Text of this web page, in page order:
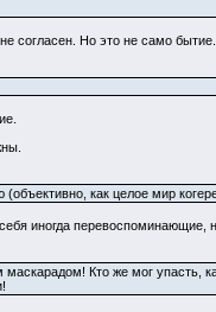
согласен. Но это не само бытие.
как целое мир
иногда перевоспоминающие,
Кто же мог упасть,